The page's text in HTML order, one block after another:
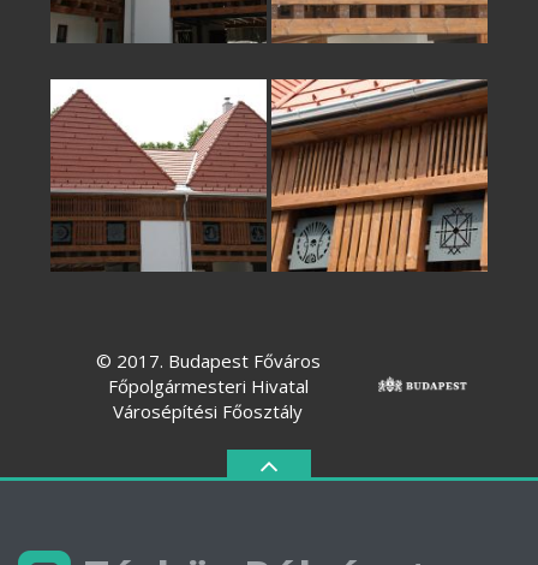
© 2017. Budapest Főváros
Főpolgármesteri Hivatal
Városépítési Főosztály